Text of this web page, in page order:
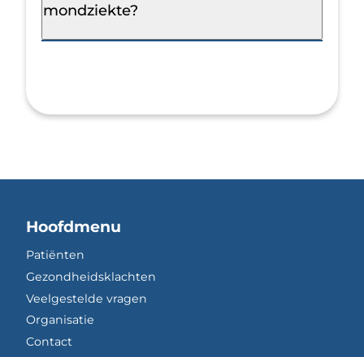
mondziekte?
Hoofdmenu
Patiënten
Gezondheidsklachten
Veelgestelde vragen
Organisatie
Contact